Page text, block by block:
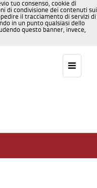
tuo consenso, cookie di
di condivisione dei contenuti sui
il tracciamento di servizi di
in un punto qualsiasi dello
questo banner, invece,